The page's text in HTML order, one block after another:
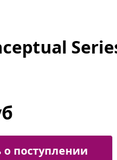
поступлении